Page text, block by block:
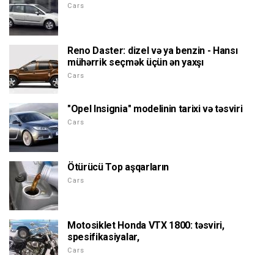
Cars
Reno Daster: dizel və ya benzin - Hansı
mühərrik seçmək üçün ən yaxşı
Cars
"Opel Insignia" modelinin tarixi və təsviri
Cars
Ötürücü Top aşqarların
Cars
Motosiklet Honda VTX 1800: təsviri,
spesifikasiyalar,
Cars